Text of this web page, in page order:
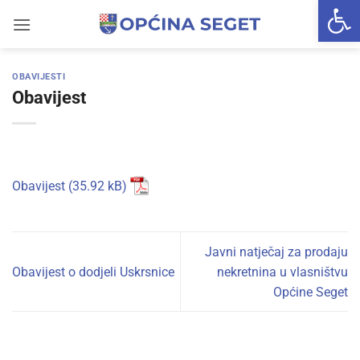
OBAVIJESTI
Obavijest
Obavijest
Obavijest o dodjeli Uskrsnice
Javni natječaj za prodaju
nekretnina u vlasništvu
Općine Seget